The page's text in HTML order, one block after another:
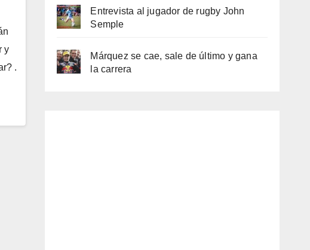
y
.
Entrevista al jugador de rugby John
Semple
Márquez se cae, sale de último y gana
la carrera